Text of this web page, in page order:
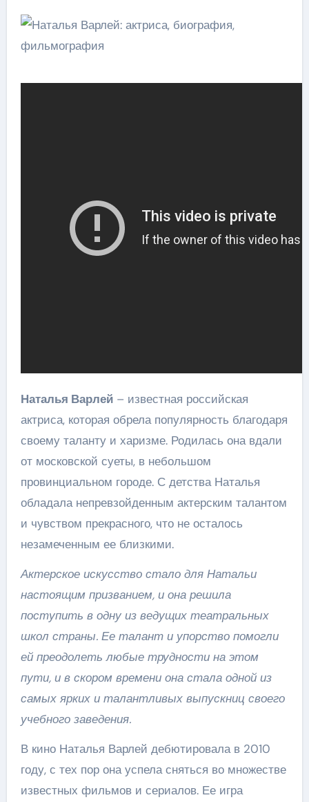
Наталья Варлей– известная российская
актриса, которая обрела популярность благодаря
своему таланту и харизме. Родилась она вдали
от московской суеты, в небольшом
провинциальном городе. С детства Наталья
обладала непревзойденным актерским талантом
и чувством прекрасного, что не осталось
незамеченным ее близкими.
Актерское искусство стало для Натальи
настоящим призванием, и она решила
поступить в одну из ведущих театральных
школ страны. Ее талант и упорство помогли
ей преодолеть любые трудности на этом
пути, и в скором времени она стала одной из
самых ярких и талантливых выпускниц своего
учебного заведения.
В кино Наталья Варлей дебютировала в 2010
году, с тех пор она успела сняться во множестве
известных фильмов и сериалов. Ее игра